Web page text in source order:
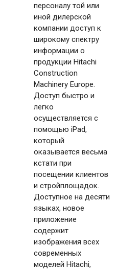
персоналу той или
иной дилерской
компании доступ к
широкому спектру
информации о
продукции Hitachi
Construction
Machinery Europe.
Доступ быстро и
легко
осуществляется с
помощью iPad,
который
оказывается весьма
кстати при
посещении клиентов
и стройплощадок.
Доступное на десяти
языках, новое
приложение
содержит
изображения всех
современных
моделей Hitachi,